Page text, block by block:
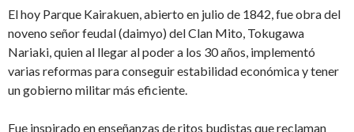
El hoy Parque Kairakuen, abierto en julio de 1842, fue obra del
noveno señor feudal (daimyo) del Clan Mito, Tokugawa
Nariaki, quien al llegar al poder a los 30 años, implementó
varias reformas para conseguir estabilidad económica y tener
un gobierno militar más eficiente.
Fue inspirado en enseñanzas de ritos budistas que reclaman